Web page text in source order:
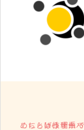
こちらは技術系っぽいものを求めて飛来